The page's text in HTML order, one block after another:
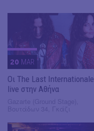
20 MAR
Οι The Last Internationale
live στην Αθήνα